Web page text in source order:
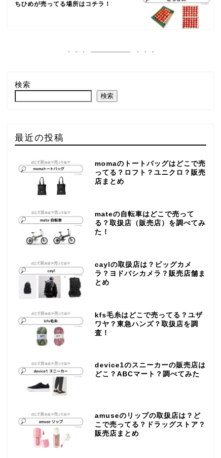
ちひめが売ってる場所はコチラ！
検索
検索
最近の投稿
momaのトートバッグはどこで売
ってる？ロフト？ユニクロ？販売
店まとめ
mateの自転車はどこで売って
る？取扱店（販売店）を調べてみ
た！
caylの取扱店は？ビッグカメ
ラ？ヨドバシカメラ？販売店舗ま
とめ
kfs毛糸はどこで売ってる？ユザ
ワヤ？東急ハンズ？取扱店を調
査！
device1のスニーカーの販売店は
どこ？ABCマート？調べてみた
amuseのリップの取扱店は？ど
こで売ってる？ドラッグストア？
販売店まとめ